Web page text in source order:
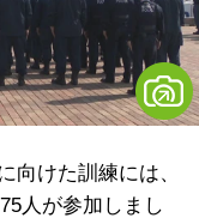
けた訓練には、
人が参加しまし